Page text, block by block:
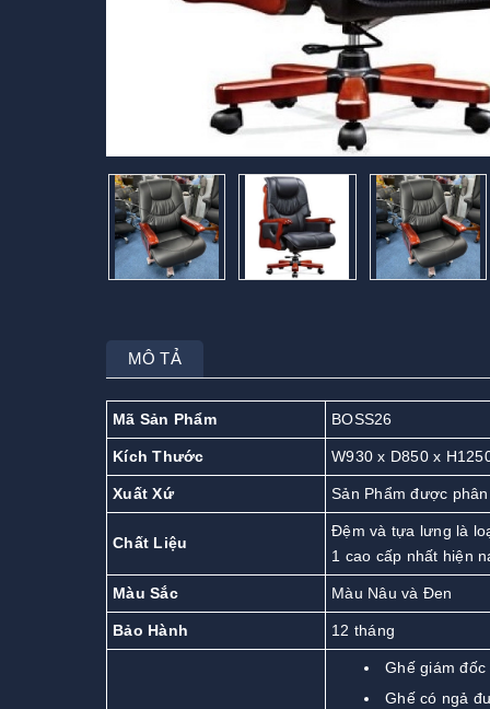
MÔ TẢ
Mã Sản Phẩm BOSS26
Kích Thước W930 x D850 x
Xuất Xứ Sản Phẩm được
Chất Liệu
Đệm và tựa lưng là
1 cao cấp nhất hiện
Màu Sắc Màu Nâu và Đen
Bảo Hành 12 tháng
Ghế giám đốc
Ghế có ngả